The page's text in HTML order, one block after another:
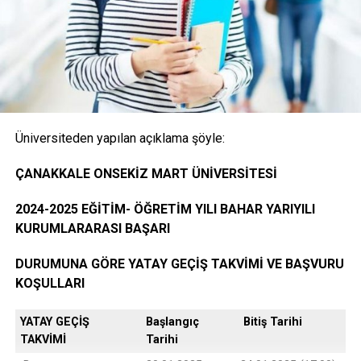
Onaylı Not belgesi (transkript); başvuruda bulunan
öğrencinin ayrılacağı kurumda okuduğu bütün
dersleri ve bu derslerden aldığı notları gösteren
belge.( E-Devlet, Elektronik imza ya da Islak İmzalı)
Öğrencinin yerleştiği yıldaki LYS ve ÖSYS Sonuç
ÖSYM Yerleştirme Belgesi. (İnternet çıktısı)
DGS ile yerleşen öğrencilerin DGS Sonuç belgesi
Üniversiteden yapılan açıklama şöyle:
ÇANAKKALE ONSEKİZ MART ÜNİVERSİTESİ
2024-2025 EĞİTİM- ÖĞRETİM YILI BAHAR YARIYILI
KURUMLARARASI BAŞARI
DURUMUNA GÖRE YATAY GEÇİŞ TAKVİMİ VE BAŞVURU
KOŞULLARI
YATAY GEÇİŞ
TAKVİMİ
Başlangıç
Tarihi
Bitiş Tarihi